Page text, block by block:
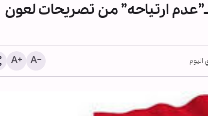
ارتياحه” من تصريحات لعون
اليوم